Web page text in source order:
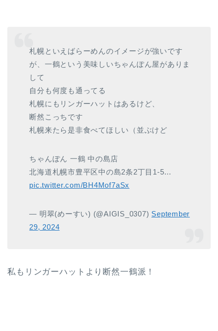
札幌といえばらーめんのイメージが強いです
が、一鶴という美味しいちゃんぽん屋がありま
して
自分も何度も通ってる
札幌にもリンガーハットはあるけど、
断然こっちです
札幌来たら是非食べてほしい（並ぶけど
ちゃんぽん 一鶴 中の島店
北海道札幌市豊平区中の島2条2丁目1-5…
pic.twitter.com/BH4Mof7aSx
— 明翠(めーすい) (@AIGIS_0307) September
29, 2024
私もリンガーハットより断然一鶴派！